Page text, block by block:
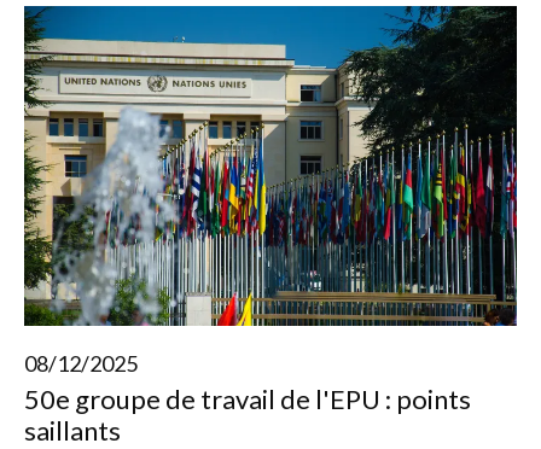
08/12/2025
50e groupe de travail de l'EPU : points
saillants